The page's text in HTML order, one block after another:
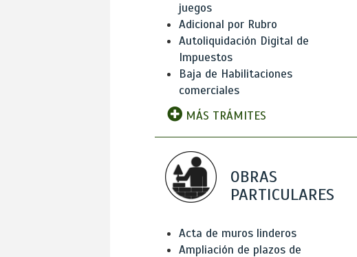
juegos
Adicional por Rubro
Autoliquidación Digital de
Impuestos
Baja de Habilitaciones
comerciales
MÁS TRÁMITES
OBRAS
PARTICULARES
Acta de muros linderos
Ampliación de plazos de